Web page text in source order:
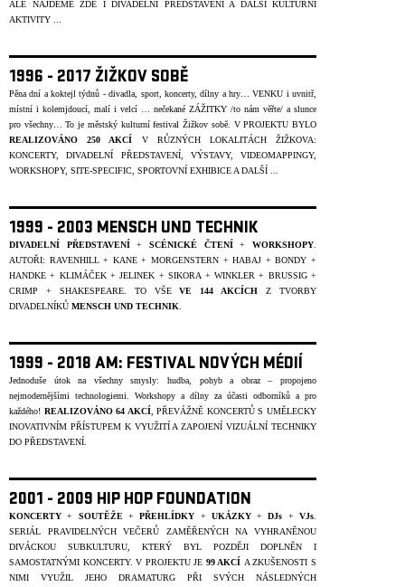
ALE NAJDEME ZDE I DIVADELNÍ PŘEDSTAVENÍ A DALŠÍ KULTURNÍ
AKTIVITY ...
1996 - 2017 ŽIŽKOV SOBĚ
Pěna dní a koktejl týdnů - divadla, sport, koncerty, dílny a hry… VENKU i uvnitř,
místní i kolemjdoucí, malí i velcí … nečekané ZÁŽITKY /to nám věřte/ a slunce
pro všechny… To je městský kulturní festival Žižkov sobě. V PROJEKTU BYLO
REALIZOVÁNO 250 AKCÍ V RŮZNÝCH LOKALITÁCH ŽIŽKOVA:
KONCERTY, DIVADELNÍ PŘEDSTAVENÍ, VÝSTAVY, VIDEOMAPPINGY,
WORKSHOPY, SITE-SPECIFIC, SPORTOVNÍ EXHIBICE A DALŠÍ ...
1999 - 2003 MENSCH UND TECHNIK
DIVADELNÍ PŘEDSTAVENÍ+SCÉNICKÉ ČTENÍ+WORKSHOPY
AUTOŘI: RAVENHILL + KANE + MORGENSTERN + HABAJ + BONDY +
HANDKE + KLIMÁČEK + JELINEK + SIKORA + WINKLER + BRUSSIG +
CRIMP + SHAKESPEARE. TO VŠEVE 144 AKCÍCH Z TVORBY
DIVADELNÍKŮ MENSCH UND TECHNIK
1999 - 2018 AM: FESTIVAL NOVÝCH MÉDIÍ
Jednoduše útok na všechny smysly: hudba, pohyb a obraz – propojeno
nejmodernějšími technologiemi. Workshopy a dílny za účasti odborníků a pro
každého! REALIZOVÁNO 64 AKCÍ, PŘEVÁŽNĚ KONCERTŮ S UMĚLECKY
INOVATIVNÍM PŘÍSTUPEM K VYUŽITÍ A ZAPOJENÍ VIZUÁLNÍ TECHNIKY
DO PŘEDSTAVENÍ.
2001 - 2009 HIP HOP FOUNDATION
KONCERTY + SOUTĚŽE+PŘEHLÍDKY + UKÁZKY+DJs +VJs
SERIÁL PRAVIDELNÝCH VEČERŮ ZAMĚŘENÝCH NA VYHRANĚNOU
DIVÁCKOU SUBKULTURU, KTERÝ BYL POZDĚJI DOPLNĚN I
SAMOSTATNÝMI KONCERTY. V PROJEKTU JE 99 AKCÍ A ZKUŠENOSTI S
NIMI VYUŽIL JEHO DRAMATURG PŘI SVÝCH NÁSLEDNÝCH